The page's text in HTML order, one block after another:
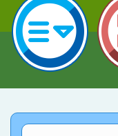
名 指
園市
指導
賀！
賽 劉
臺灣
賀！
市賽
賀！